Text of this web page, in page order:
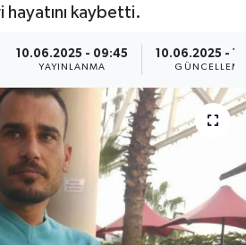
kaybetti.
10.06.2025 - 09:45
YAYINLANMA
10.06.2025 -